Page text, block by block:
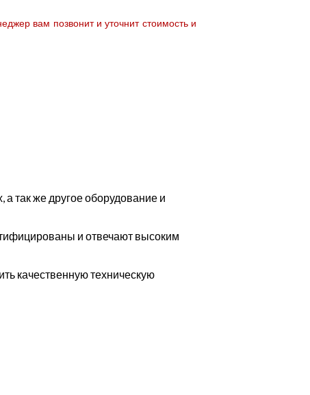
вам позвонит и уточнит стоимость и
так же другое оборудование и
и отвечают высоким
качественную техническую